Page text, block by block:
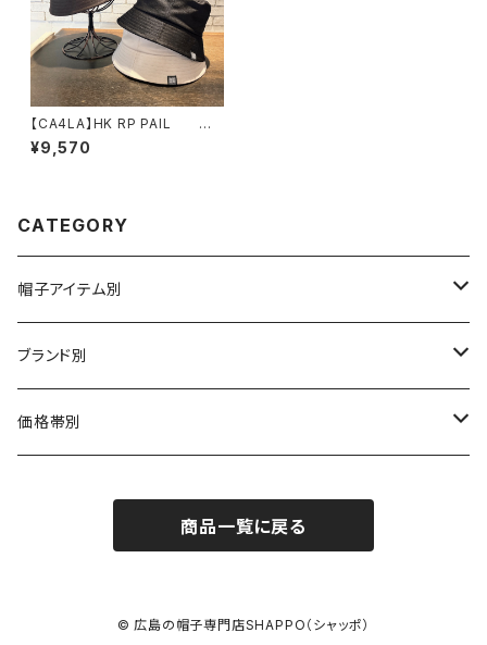
【CA4LA】HK RP PAIL
¥9,570
CATEGORY
帽子アイテム別
ハット
布帛（布・ニット・レザー等）
キャスケット
ブランド別
CA4LA / カシラ
La Maison de Lyllis / ラメゾンドリリス
MIGHTY SHINE / マイティシャイン
価格帯別
5,501〜11,000円
11,001円～15,000円
商品一覧に戻る
© 広島の帽子専門店SHAPPO（シャッポ）